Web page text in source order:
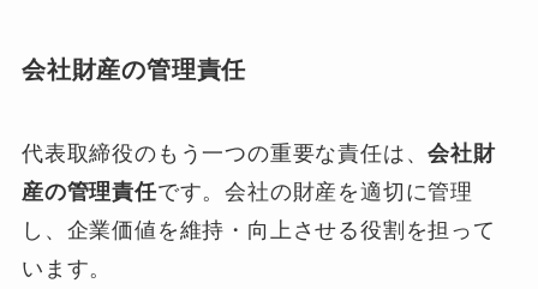
会社財産の管理責任
代表取締役のもう一つの重要な責任は、会社財
産の管理責任です。会社の財産を適切に管理
し、企業価値を維持・向上させる役割を担って
います。